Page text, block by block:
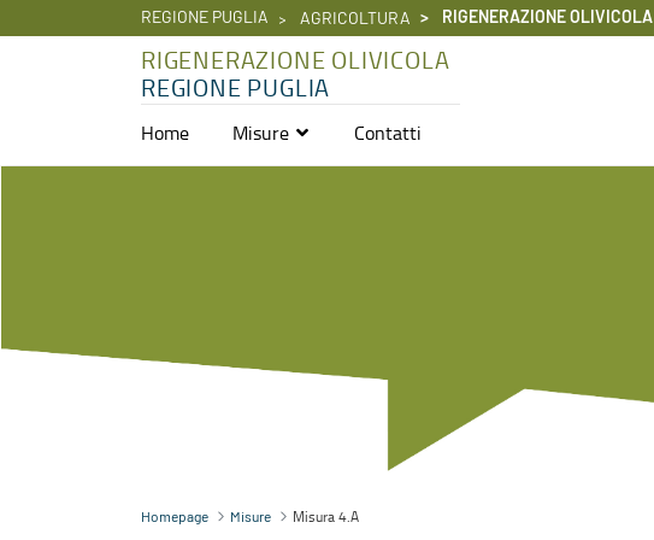
REGIONE PUGLIA AGRICOLTURA RIGENERAZIONE OLIVICOLA
RIGENERAZIONE OLIVICOLA
REGIONE PUGLIA
Home Misure Contatti
Homepage Misure Misura 4.A